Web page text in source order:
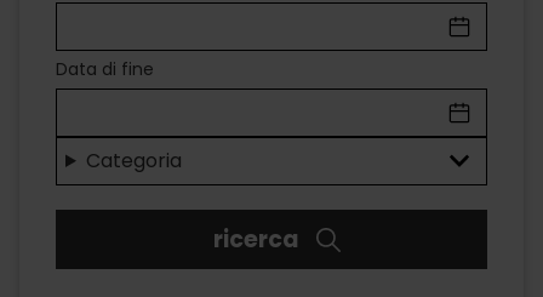
VALÈNCIA
Divertimento
per
tutti
i
Data di fine
Categoria
ricerca